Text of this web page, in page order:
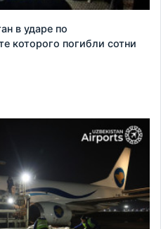
в ударе по
которого погибли сотни